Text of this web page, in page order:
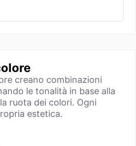
creano combinazioni
le tonalità in base alla
ruota dei colori. Ogni
estetica.